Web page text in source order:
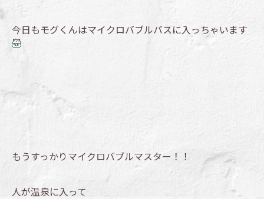
今日もモグくんはマイクロバブルバスに入っちゃいます
もうすっかりマイクロバブルマスター！！
人が温泉に入って